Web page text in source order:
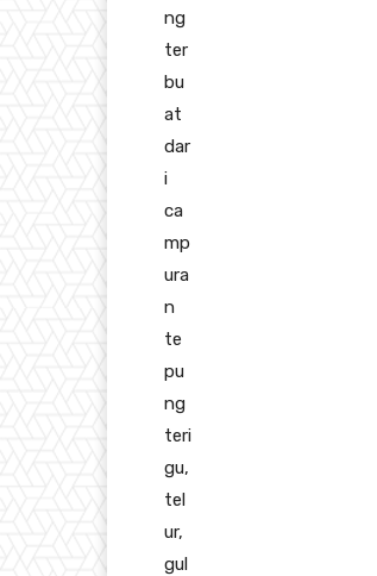
ng
ter
bu
at
dar
i
ca
mp
ura
n
te
pu
ng
teri
gu,
tel
ur,
gul